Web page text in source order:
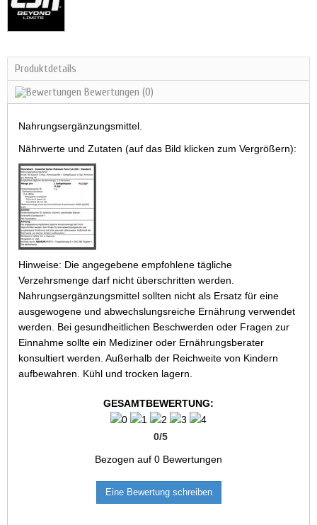
Produktdetails
Bewertungen (0)
Nahrungsergänzungsmittel.
Nährwerte und Zutaten (auf das Bild klicken zum Vergrößern):
Hinweise: Die angegebene empfohlene tägliche
Verzehrsmenge darf nicht überschritten werden.
Nahrungsergänzungsmittel sollten nicht als Ersatz für eine
ausgewogene und abwechslungsreiche Ernährung verwendet
werden. Bei gesundheitlichen Beschwerden oder Fragen zur
Einnahme sollte ein Mediziner oder Ernährungsberater
konsultiert werden. Außerhalb der Reichweite von Kindern
aufbewahren. Kühl und trocken lagern.
GESAMTBEWERTUNG:
0/5
Bezogen auf 0 Bewertungen
Eine Bewertung schreiben